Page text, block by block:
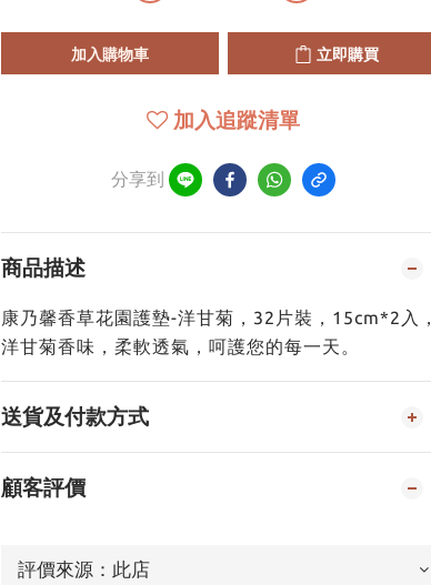
加入購物車 立即購買
加入追蹤清單
分享到
商品描述
康乃馨香草花園護墊-洋甘菊，32片裝，15cm*2入，
洋甘菊香味，柔軟透氣，呵護您的每一天。
送貨及付款方式
顧客評價